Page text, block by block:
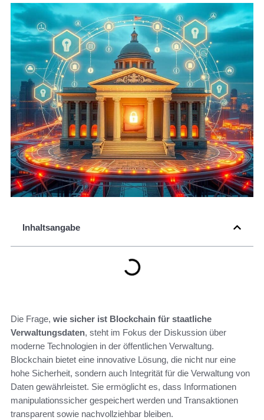
Inhaltsangabe
Die Frage, wie sicher ist Blockchain für staatliche
Verwaltungsdaten, steht im Fokus der Diskussion über
moderne Technologien in der öffentlichen Verwaltung.
Blockchain bietet eine innovative Lösung, die nicht nur eine
hohe Sicherheit, sondern auch Integrität für die Verwaltung von
Daten gewährleistet. Sie ermöglicht es, dass Informationen
manipulationssicher gespeichert werden und Transaktionen
transparent sowie nachvollziehbar bleiben.